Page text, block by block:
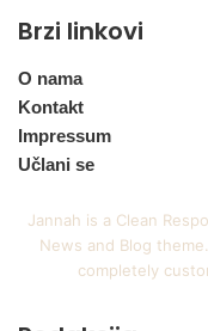
Brzi linkovi
O nama
Kontakt
Impressum
Učlani se
Jannah is a Clean
News and Blog
completely